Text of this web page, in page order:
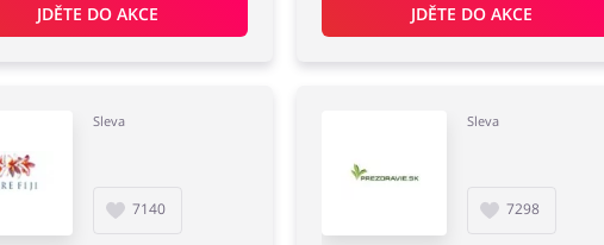
JDĚTE DO AKCE JDĚTE DO AKCE
Sleva
7140
Sleva
7298